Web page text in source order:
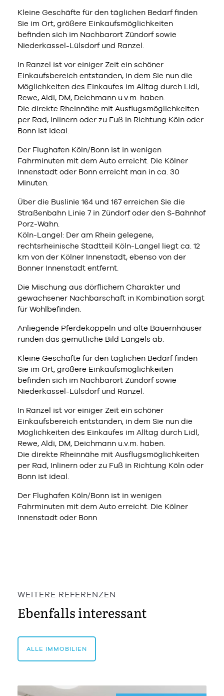
Kleine Geschäfte für den täglichen Bedarf finden
Sie im Ort, größere Einkaufsmöglichkeiten
befinden sich im Nachbarort Zündorf sowie
Niederkassel-Lülsdorf und Ranzel.
In Ranzel ist vor einiger Zeit ein schöner
Einkaufsbereich entstanden, in dem Sie nun die
Möglichkeiten des Einkaufes im Alltag durch Lidl,
Rewe, Aldi, DM, Deichmann u.v.m. haben.
Die direkte Rheinnähe mit Ausflugsmöglichkeiten
per Rad, Inlinern oder zu Fuß in Richtung Köln oder
Bonn ist ideal.
Der Flughafen Köln/Bonn ist in wenigen
Fahrminuten mit dem Auto erreicht. Die Kölner
Innenstadt oder Bonn erreicht man in ca. 30
Minuten.
Über die Buslinie 164 und 167 erreichen Sie die
Straßenbahn Linie 7 in Zündorf oder den S-Bahnhof
Porz-Wahn.
Köln-Langel: Der am Rhein gelegene,
rechtsrheinische Stadtteil Köln-Langel liegt ca. 12
km von der Kölner Innenstadt, ebenso von der
Bonner Innenstadt entfernt.
Die Mischung aus dörflichem Charakter und
gewachsener Nachbarschaft in Kombination sorgt
für Wohlbefinden.
Anliegende Pferdekoppeln und alte Bauernhäuser
runden das gemütliche Bild Langels ab.
Kleine Geschäfte für den täglichen Bedarf finden
Sie im Ort, größere Einkaufsmöglichkeiten
befinden sich im Nachbarort Zündorf sowie
Niederkassel-Lülsdorf und Ranzel.
In Ranzel ist vor einiger Zeit ein schöner
Einkaufsbereich entstanden, in dem Sie nun die
Möglichkeiten des Einkaufes im Alltag durch Lidl,
Rewe, Aldi, DM, Deichmann u.v.m. haben.
Die direkte Rheinnähe mit Ausflugsmöglichkeiten
per Rad, Inlinern oder zu Fuß in Richtung Köln oder
Bonn ist ideal.
Der Flughafen Köln/Bonn ist in wenigen
Fahrminuten mit dem Auto erreicht. Die Kölner
Innenstadt oder Bonn
WEITERE REFERENZEN
Ebenfalls interessant
ALLE IMMOBILIEN